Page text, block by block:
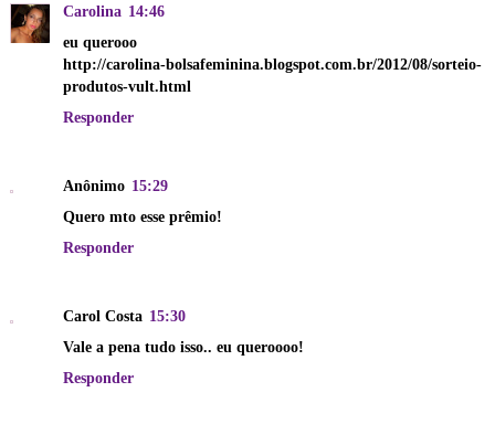
Carolina 14:46
eu querooo
http://carolina-bolsafeminina.blogspot.com.br/2012/08/sorteio-
produtos-vult.html
Responder
Anônimo 15:29
Quero mto esse prêmio!
Responder
Carol Costa 15:30
Vale a pena tudo isso.. eu queroooo!
Responder